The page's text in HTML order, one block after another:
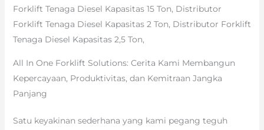
Forklift Tenaga Diesel Kapasitas 15 Ton, Distributor
Forklift Tenaga Diesel Kapasitas 2 Ton, Distributor Forklift
Tenaga Diesel Kapasitas 2,5 Ton,
All In One Forklift Solutions: Cerita Kami Membangun
Kepercayaan, Produktivitas, dan Kemitraan Jangka
Panjang
Satu keyakinan sederhana yang kami pegang teguh